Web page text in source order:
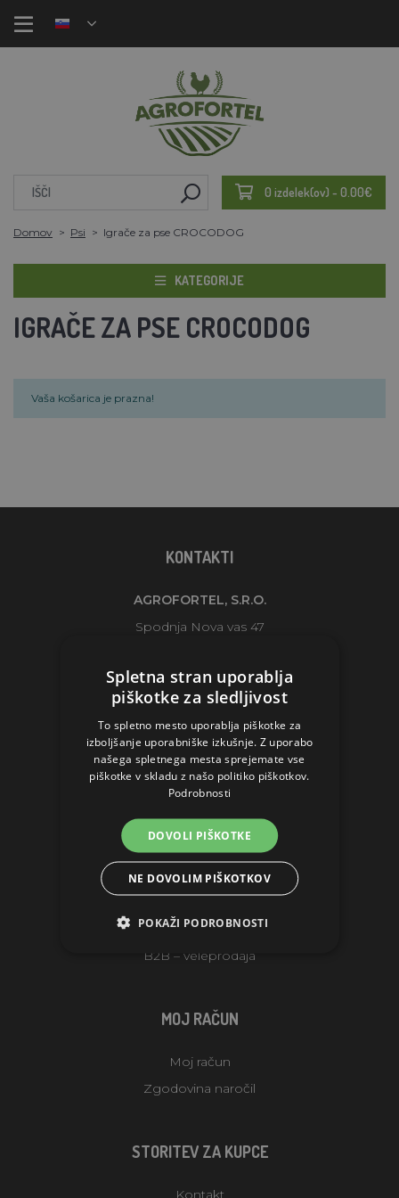
0 izdelek(ov) - 0.00€
Domov Psi Igrače za pse CROCODOG
KATEGORIJE
IGRAČE ZA PSE CROCODOG
Vaša košarica je prazna!
KONTAKTI
AGROFORTEL, S.R.O.
Spodnja Nova vas 47
Slovenia
agrofortel@agrofortel.si
+386 2 707 41 04
INFORMACIJE
O društvu
Obchodní podmínky
B2B – veleprodaja
MOJ RAČUN
Moj račun
Zgodovina naročil
STORITEV ZA KUPCE
Kontakt
Spletna stran uporablja
piškotke za sledljivost
To spletno mesto uporablja piškotke za
izboljšanje uporabniške izkušnje. Z uporabo
našega spletnega mesta sprejemate vse
piškotke v skladu z našo politiko piškotkov.
Podrobnosti
DOVOLI PIŠKOTKE
NE DOVOLIM PIŠKOTKOV
POKAŽI PODROBNOSTI